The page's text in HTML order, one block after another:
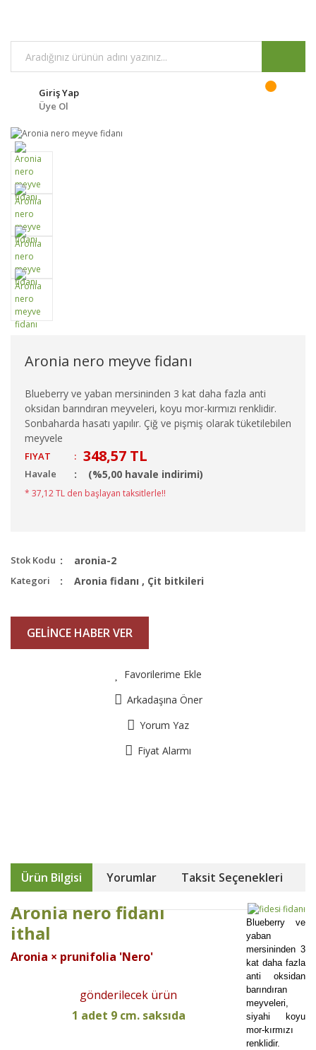
Giriş Yap
Üye Ol
Aronia nero meyve fidanı
Blueberry ve yaban mersininden 3 kat daha fazla anti
oksidan barındıran meyveleri, koyu mor-kırmızı renklidir.
Sonbaharda hasatı yapılır. Çiğ ve pişmiş olarak tüketilebilen
meyvele
FIYAT : 348,57 TL
Havale (%5,00 havale indirimi)
* 37,12 TL den başlayan taksitlerle!!
Stok Kodu aronia-2
Kategori Aronia fidanı , Çit bitkileri
GELİNCE HABER VER
Favorilerime Ekle
Arkadaşına Öner
Yorum Yaz
Fiyat Alarmı
Ürün Bilgisi Yorumlar Taksit Seçenekleri
Aronia nero fidanı
ithal
Aronia × prunifolia 'Nero'
gönderilecek ürün
1 adet 9 cm. saksıda
Blueberry ve
yaban
mersininden 3
kat daha fazla
anti oksidan
barındıran
meyveleri,
siyahi koyu
mor-kırmızı
renklidir.